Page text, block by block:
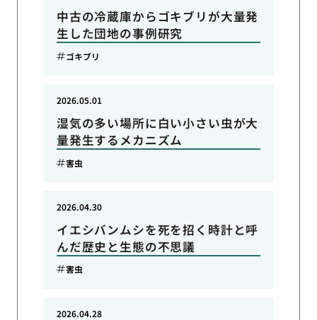
中古の冷蔵庫からゴキブリが大量発
生した団地の事例研究
ゴキブリ
湿気の多い場所に白い小さい虫が大
量発生するメカニズム
2026.05.01
害虫
イエシバンムシを死を招く時計と呼
んだ歴史と生態の不思議
2026.04.30
害虫
2026.04.28